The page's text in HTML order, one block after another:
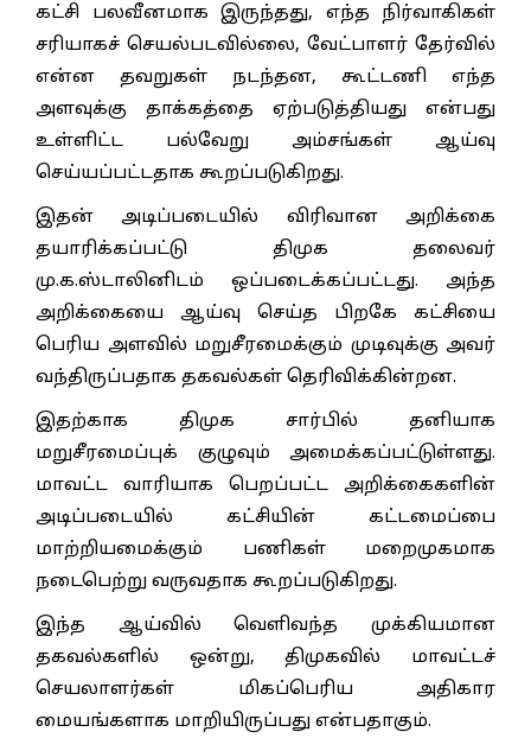
கட்சி பலவீனமாக இருந்தது, எந்த நிர்வாகிகள்
சரியாகச் செயல்படவில்லை, வேட்பாளர் தேர்வில்
என்ன தவறுகள் நடந்தன, கூட்டணி எந்த
அளவுக்கு தாக்கத்தை ஏற்படுத்தியது என்பது
உள்ளிட்ட பல்வேறு அம்சங்கள் ஆய்வு
செய்யப்பட்டதாக கூறப்படுகிறது.
இதன் அடிப்படையில் விரிவான அறிக்கை
தயாரிக்கப்பட்டு திமுக தலைவர்
மு.க.ஸ்டாலினிடம் ஒப்படைக்கப்பட்டது. அந்த
அறிக்கையை ஆய்வு செய்த பிறகே கட்சியை
பெரிய அளவில் மறுசீரமைக்கும் முடிவுக்கு அவர்
வந்திருப்பதாக தகவல்கள் தெரிவிக்கின்றன.
இதற்காக திமுக சார்பில் தனியாக
மறுசீரமைப்புக் குழுவும் அமைக்கப்பட்டுள்ளது.
மாவட்ட வாரியாக பெறப்பட்ட அறிக்கைகளின்
அடிப்படையில் கட்சியின் கட்டமைப்பை
மாற்றியமைக்கும் பணிகள் மறைமுகமாக
நடைபெற்று வருவதாக கூறப்படுகிறது.
இந்த ஆய்வில் வெளிவந்த முக்கியமான
தகவல்களில் ஒன்று, திமுகவில் மாவட்டச்
செயலாளர்கள் மிகப்பெரிய அதிகார
மையங்களாக மாறியிருப்பது என்பதாகும்.